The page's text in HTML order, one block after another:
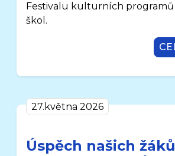
Festivalu kulturních
škol.
27.května 2026
Úspěch našich